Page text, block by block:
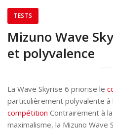
TESTS
Mizuno Wave
et polyvalence
La Wave Skyrise 6 priorise le
particulièrement polyvalente à
compétition Contrairement à
maximalisme, la Mizuno Wave